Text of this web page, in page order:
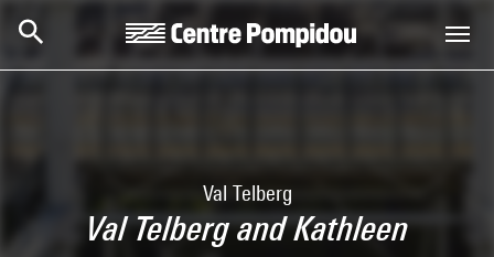
Val Telberg
Val Telberg and Kathleen